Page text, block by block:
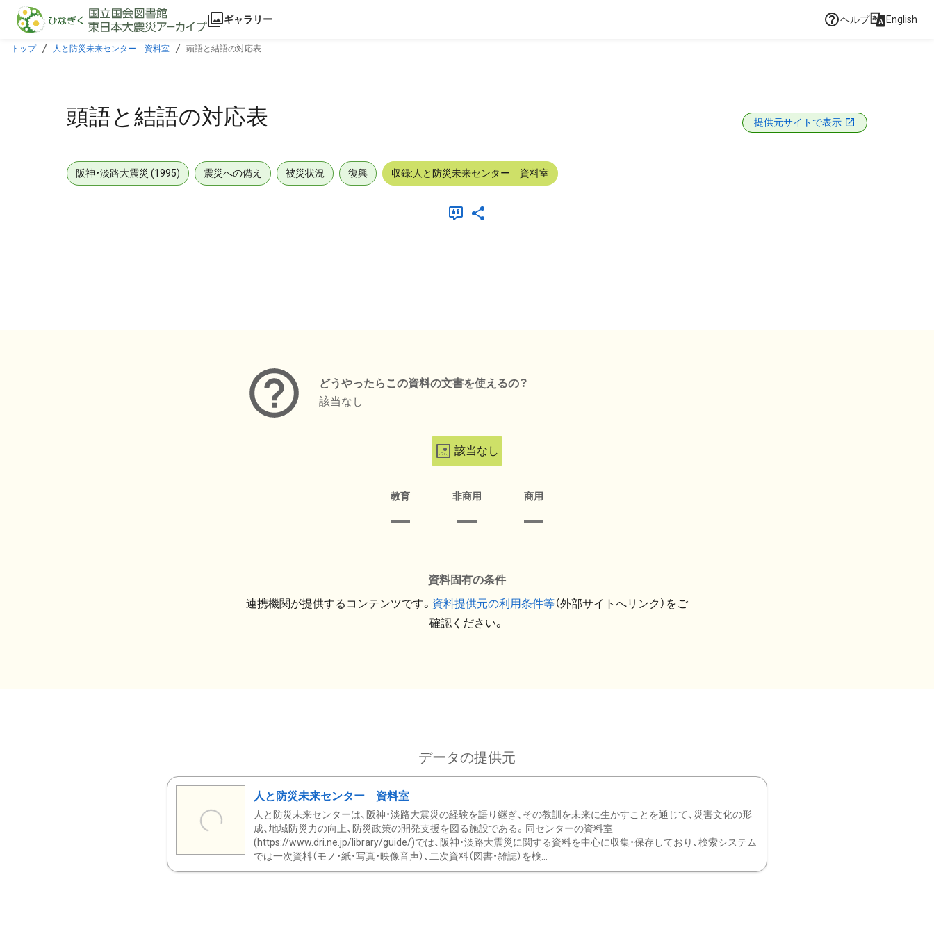
本文に飛ぶ
ギャラリー ヘルプ English
トップ 人と防災未来センター 資料室 頭語と結語の対応表
頭語と結語の対応表 提供元サイトで表示
阪神・淡路大震災 (1995) 震災への備え 被災状況 復興 収録:人と防災未来センター 資料室
どうやったらこの資料の文書を使えるの？
該当なし
該当なし
教育 非商用 商用
資料固有の条件
連携機関が提供するコンテンツです。 資料提供元の利用条件等（外部サイトへリンク）をご
確認ください。
データの提供元
人と防災未来センター 資料室
人と防災未来センターは、阪神・淡路大震災の経験を語り継ぎ、その教訓を未来に生かすことを通じて、災害文化の形
成、地域防災力の向上、防災政策の開発支援を図る施設である。同センターの資料室
(https://www.dri.ne.jp/library/guide/)では、阪神・淡路大震災に関する資料を中心に収集・保存しており、検索システム
では一次資料（モノ・紙・写真・映像音声）、二次資料（図書・雑誌）を検...